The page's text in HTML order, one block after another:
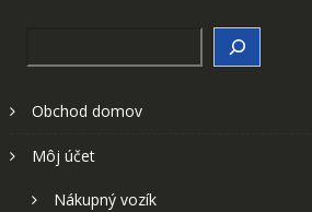
Obchod domov
Môj účet
Nákupný vozík